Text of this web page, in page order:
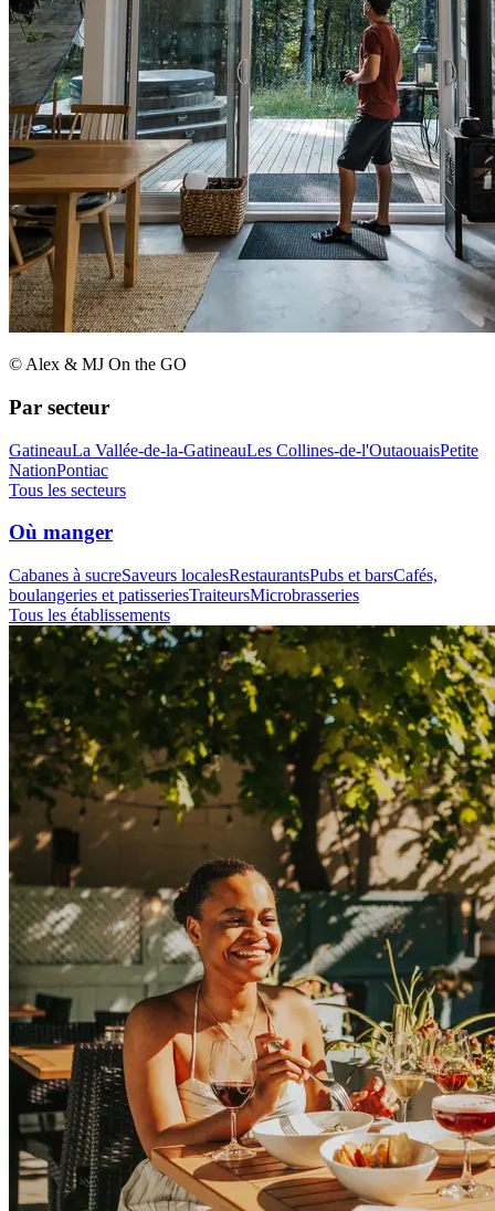
© Alex & MJ On the GO
Par secteur
GatineauLa Vallée-de-la-GatineauLes Collines-de-l'OutaouaisPetite
NationPontiac
Tous les secteurs
Où manger
Cabanes à sucreSaveurs localesRestaurantsPubs et barsCafés,
boulangeries et patisseriesTraiteursMicrobrasseries
Tous les établissements